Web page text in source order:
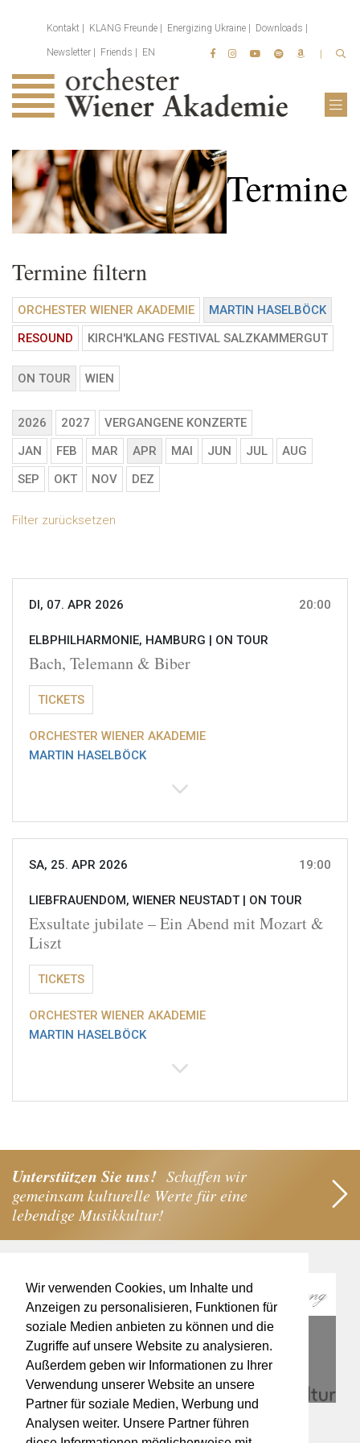
Wir verwenden Cookies, um Inhalte und
Anzeigen zu personalisieren, Funktionen für
soziale Medien anbieten zu können und die
Zugriffe auf unsere Website zu analysieren.
Außerdem geben wir Informationen zu Ihrer
Verwendung unserer Website an unsere
Partner für soziale Medien, Werbung und
Analysen weiter. Unsere Partner führen
Kontakt KLANG Freunde Energizing Ukraine Downloads
Newsletter Friends EN
Termine
Termine filtern
ORCHESTER WIENER AKADEMIE
MARTIN HASELBÖCK
RESOUND
KIRCH'KLANG FESTIVAL SALZKAMMERGUT
ON TOUR WIEN
2026 2027
VERGANGENE KONZERTE
JAN
FEB MAR APR MAI JUN JUL
AUG
SEP
OKT NOV DEZ
Filter zurücksetzen
DI, 07. APR 2026 20:00
ELBPHILHARMONIE, HAMBURG | ON TOUR
Bach, Telemann & Biber
TICKETS
ORCHESTER WIENER AKADEMIE
MARTIN HASELBÖCK
SA, 25. APR 2026 19:00
LIEBFRAUENDOM, WIENER NEUSTADT | ON TOUR
Exsultate jubilate – Ein Abend mit Mozart &
Liszt
TICKETS
ORCHESTER WIENER AKADEMIE
MARTIN HASELBÖCK
Unterstützen Sie uns! Schaffen wir
gemeinsam kulturelle Werte für eine
lebendige Musikkultur!